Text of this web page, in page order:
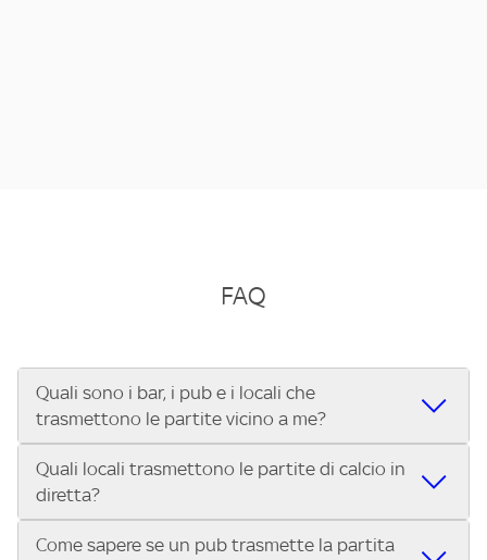
FAQ
Quali sono i bar, i pub e i locali che
trasmettono le partite vicino a me?
Se cerchi un bar, pub, ristorante o locale vicino a te per
vedere le partite di Serie A ENILIVE, la Serie C Sky Wifi, la
UEFA Champions League, la UEFA Europa League, la UEFA
Conference League, il Tennis, la Formula 1®, la MotoGP™ e
Quali locali trasmettono le partite di calcio in
diretta?
Vuoi sapere quali bar, pub o ristoranti mostrano le partite
Come sapere se un pub trasmette la partita